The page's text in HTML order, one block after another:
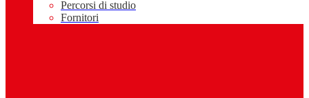
Percorsi di studio
Fornitori